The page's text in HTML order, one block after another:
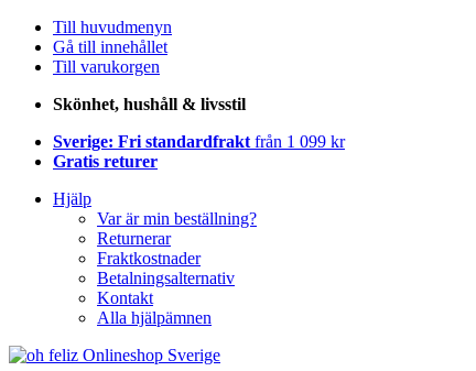
Till huvudmenyn
Gå till innehållet
Till varukorgen
Skönhet, hushåll & livsstil
Sverige: Fri standardfrakt från 1 099 kr
Gratis returer
Hjälp
Var är min beställning?
Returnerar
Fraktkostnader
Betalningsalternativ
Kontakt
Alla hjälpämnen